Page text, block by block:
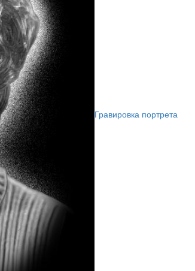
Гравировка портрета